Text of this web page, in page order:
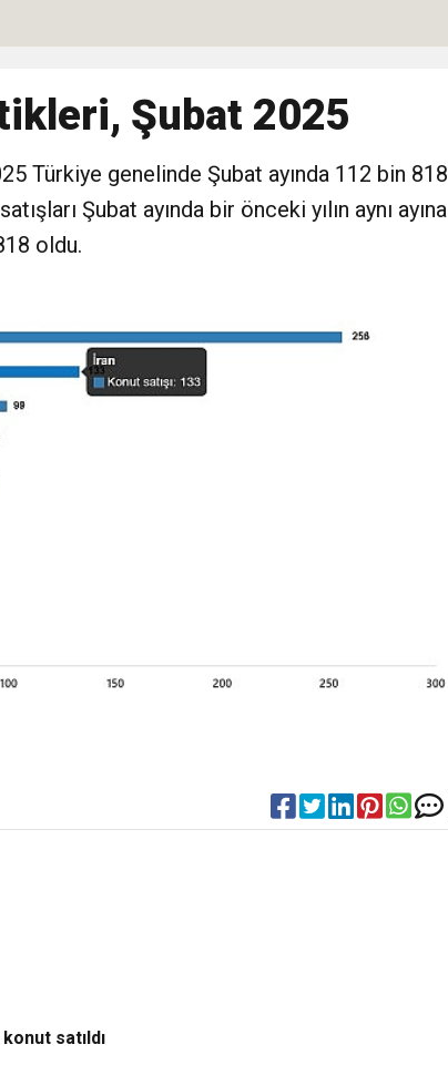
Ankara’da Güç Gösterisi Yaptı
Siyasi Saldırının Hedefinde Mehmet Türkmen mi Var?
ile İyilik ve Dayanışma Buluşması
Tanıdığı İsim: Abdulrezak Kaldan Torbalı Yolunda
Şubat 2025
Türkiye genelinde Şubat ayında 112 bin 818
Şubat ayında bir önceki yılın aynı ayına
oldu.
satıldı